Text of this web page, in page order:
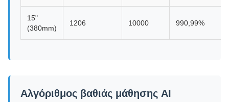
15"
(380mm)
1206 10000 990,99%
Αλγόριθμος βαθιάς μάθησης AI